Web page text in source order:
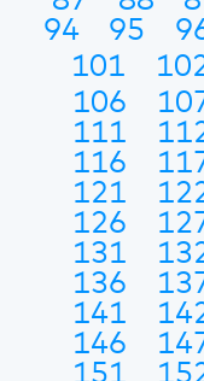
94
95
101
106
111
116
121
126
131
136
141
146
151